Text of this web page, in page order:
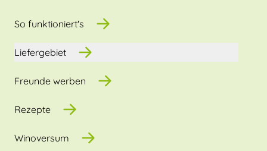
So funktioniert's
Liefergebiet
Freunde werben
Rezepte
Winoversum